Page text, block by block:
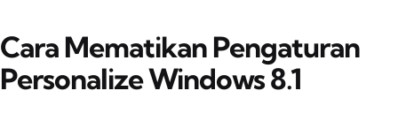
Cara Mematikan Pengaturan
Personalize Windows 8.1